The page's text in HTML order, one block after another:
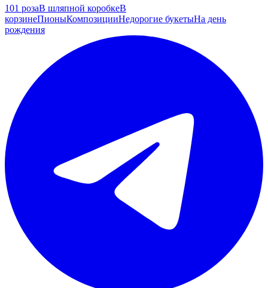
101 розаВ шляпной коробкеВ
корзинеПионыКомпозицииНедорогие букетыНа день
рождения